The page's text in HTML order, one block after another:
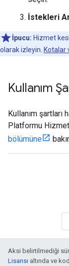
İstekleri
İpucu: Hizmet
olarak izleyin. Kotalar
Kullanım
Kullanım şartları
Platformu Hizmet
bölümüne
Aksi belirtilmediği
Lisansı altında ve